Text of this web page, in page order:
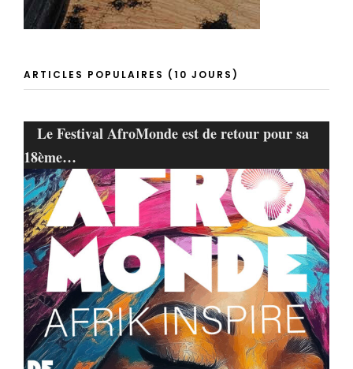
ARTICLES POPULAIRES (10 JOURS)
Le Festival AfroMonde est de retour pour sa
18ème…